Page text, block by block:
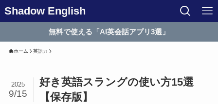
Shadow English
無料で使える「AI英会話アプリ3選」
ホーム 英語力
好き英語スラングの使い方15選
【保存版】
2025
9/15